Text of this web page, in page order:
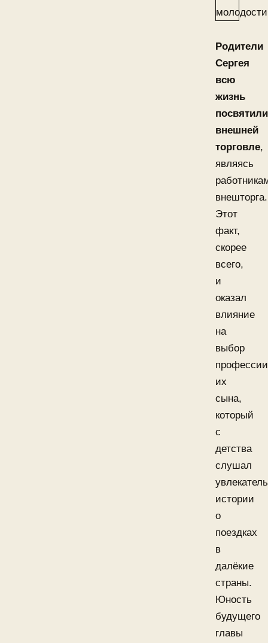
Родители
Сергея
всю
жизнь
посвятили
внешней
торговле,
являясь
внешторга.
Этот
факт,
скорее
всего,
и
оказал
влияние
на
выбор
профессии
их
сына,
который
с
детства
слушал
истории
о
поездках
в
далёкие
страны.
Юность
будущего
главы